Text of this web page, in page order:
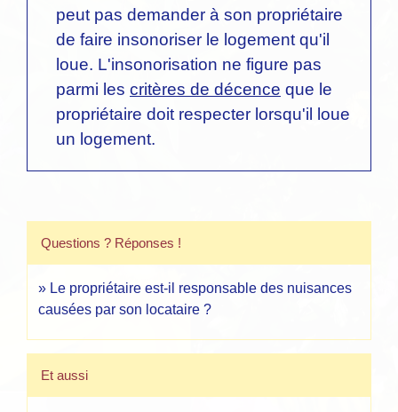
peut pas demander à son propriétaire
de faire insonoriser le logement qu'il
loue. L'insonorisation ne figure pas
parmi les critères de décence que le
propriétaire doit respecter lorsqu'il loue
un logement.
Questions ? Réponses !
Le propriétaire est-il responsable des nuisances
causées par son locataire ?
Et aussi